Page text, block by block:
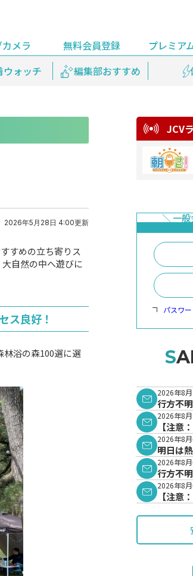
ウォッチ 編集部おすすめ
上越妙高百景 鉄道情報
メラ 無料会員登録
プレミア
プレミアム会員登録
2026年5月28日 4:00更新
すめの立ち寄りス
自然の中へ遊びに
ス良好！
林浴の森100選に選
JCV
パスワ
2026年8
行方不
2026年8
【注意
警戒ア
2026年8
明日は
2026年8
行方不
2026年8
【注意